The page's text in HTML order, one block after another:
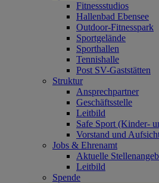
Fitnessstudios
Hallenbad Ebensee
Outdoor-Fitnesspark
Sportgelände
Sporthallen
Tennishalle
Post SV-Gaststätten
Struktur
Ansprechpartner
Geschäftsstelle
Leitbild
Safe Sport (Kinder-
Vorstand und
Jobs & Ehrenamt
Aktuelle
Leitbild
Spende